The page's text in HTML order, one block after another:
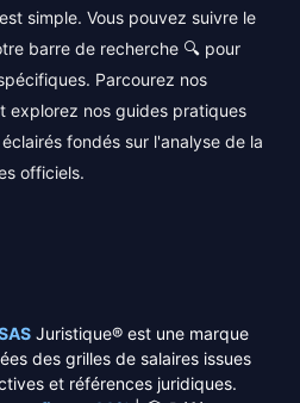
simple. Vous pouvez suivre le
barre de recherche 🔍 pour
Parcourez nos
explorez nos guides pratiques
fondés sur l'analyse de la
officiels.
Juristique® est une marque
des grilles de salaires issues
et références juridiques.